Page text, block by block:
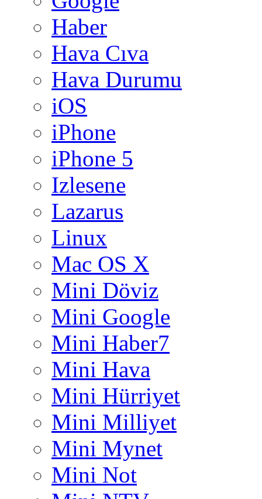
Haber
Hava Cıva
Hava Durumu
iOS
iPhone
iPhone 5
Izlesene
Lazarus
Linux
Mac OS X
Mini Döviz
Mini Google
Mini Haber7
Mini Hava
Mini Hürriyet
Mini Milliyet
Mini Mynet
Mini Not